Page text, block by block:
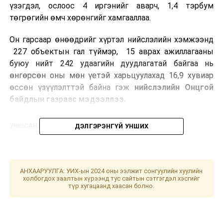
үзэгдэл, ослоос 4 иргэнийг аварч, 1,4 тэрбум
төгрөгийн өмч хөрөнгийг хамгааллаа.
Он гарсаар өнөөдрийг хүртэл нийслэлийн хэмжээнд
227 объектын гал түймэр, 15 аврах ажиллагааны
буюу нийт 242 удаагийн дуудлагатай байгаа нь
өнгөрсөн оны мөн үетэй харьцуулахад 16,9 хувиар
өссөн үзүүлэлттэй байна гэж нийслэлийн Онцгой
байдлын газраас мэдээллээ.
А.Баярактартай уулзав
ӨМНӨХ МЭДЭЭ
Энэ долоо хоногт Улаанбаатарт ажиллах
шинжилгээний цэгүүд
ДЭЛГЭРЭНГҮЙ УНШИХ
АНХААРУУЛГА: УИХ-ын 2024 оны ээлжит сонгуулийн хуулийн
холбогдох заалтын хүрээнд тус сайтын сэтгэгдэл хэсгийг
түр хугацаанд хаасан болно.